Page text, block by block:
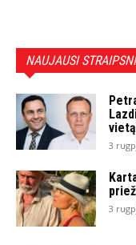
NAUJAUSI
3
3